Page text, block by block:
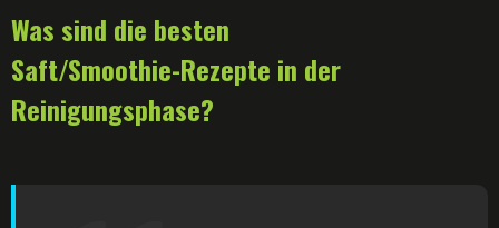
Was sind die besten
Saft/Smoothie-Rezepte in der
Reinigungsphase?